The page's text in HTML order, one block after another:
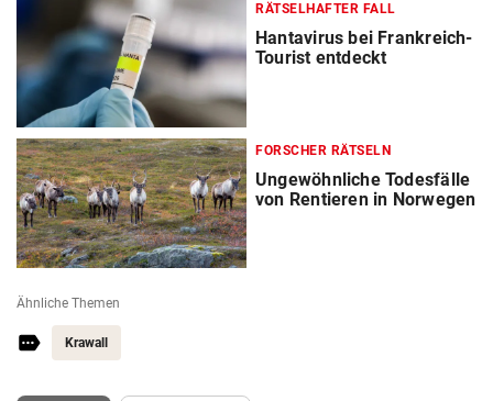
RÄTSELHAFTER FALL
Hantavirus bei Frankreich-
Tourist entdeckt
FORSCHER RÄTSELN
Ungewöhnliche Todesfälle
von Rentieren in Norwegen
Ähnliche Themen
Krawall